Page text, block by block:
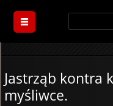
Jastrząb kontra
myśliwce.